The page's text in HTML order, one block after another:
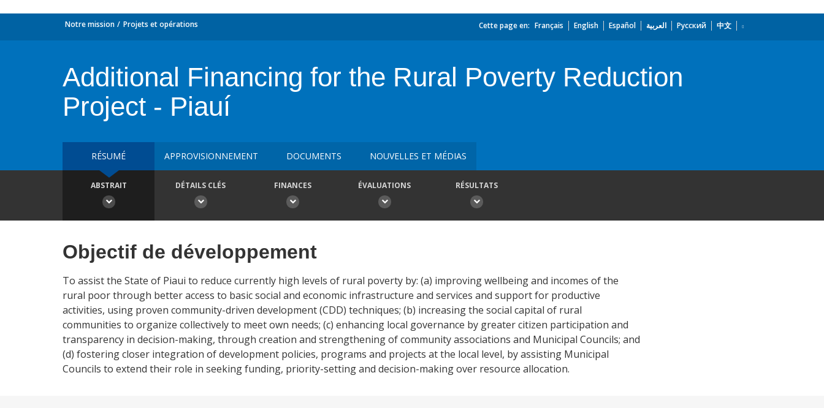
Notre mission Projets et opérations Cette page en: Français English Español العربية Русский 中文
Additional Financing for the Rural Poverty Reduction
Project - Piauí
RÉSUMÉ APPROVISIONNEMENT DOCUMENTS NOUVELLES ET MÉDIAS
ABSTRAIT DÉTAILS CLÉS FINANCES ÉVALUATIONS RÉSULTATS
Objectif de développement
To assist the State of Piaui to reduce currently high levels of rural poverty by: (a) improving wellbeing and incomes of the
rural poor through better access to basic social and economic infrastructure and services and support for productive
activities, using proven community-driven development (CDD) techniques; (b) increasing the social capital of rural
communities to organize collectively to meet own needs; (c) enhancing local governance by greater citizen participation and
transparency in decision-making, through creation and strengthening of community associations and Municipal Councils; and
(d) fostering closer integration of development policies, programs and projects at the local level, by assisting Municipal
Councils to extend their role in seeking funding, priority-setting and decision-making over resource allocation.